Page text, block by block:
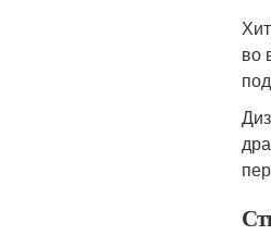
во